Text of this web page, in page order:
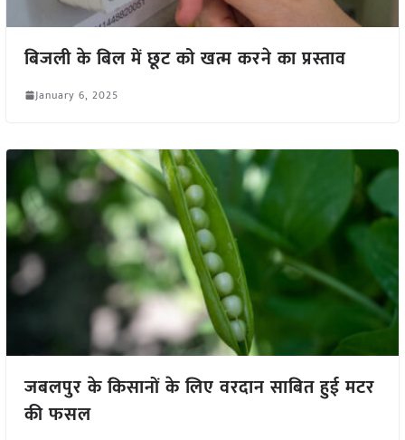
बिजली के बिल में छूट को खत्म करने का प्रस्ताव
January 6, 2025
जबलपुर के किसानों के लिए वरदान साबित हुई मटर
की फसल